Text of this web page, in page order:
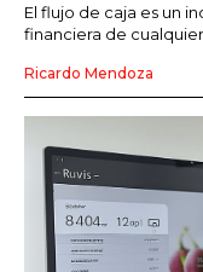
El flujo de caja es un
financiera de
Ricardo Mendoza